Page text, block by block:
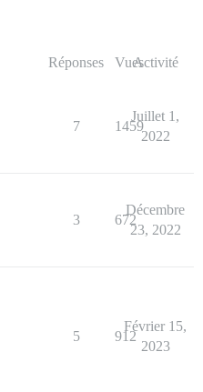
Réponses VuesActivité
7 1459
Juillet 1,
2022
3 672
Décembre
23, 2022
5 912
Février 15,
2023